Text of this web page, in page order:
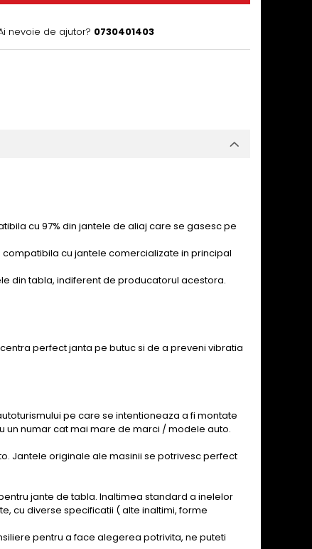
nevoie de ajutor? 0730401403
cu 97% din jantele de aliaj care se gasesc pe
compatibila cu jantele comercializate in principal
din tabla, indiferent de producatorul acestora.
perfect janta pe butuc si de a preveni vibratia
pe care se intentioneaza a fi montate
un numar cat mai mare de marci / modele auto.
Jantele originale ale masinii se potrivesc perfect
jante de tabla. Inaltimea standard a inelelor
cu diverse specificatii ( alte inaltimi, forme
pentru a face alegerea potrivita, ne puteti